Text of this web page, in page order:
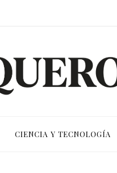
CIENCIA Y TECNOLOGÍA